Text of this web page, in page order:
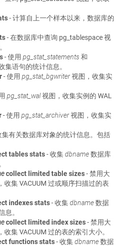
- 计算自上一个样本以来，数据库的
- 在数据库中查询 pg_tablespace 视
- 使用 pg_stat_statements和
集语句的统计信息。
- 使用 pg_stat_bgwriter视图，收集实
pg_stat_wal视图，收集实例的 WAL
- 使用 pg_stat_archiver视图，收集实
集有关数据库对象的统计信息。包括
tables stats- 收集dbname数据库
collect limited table sizes- 禁用大
收集 VACUUM 过或顺序扫描过的表
indexes stats- 收集dbname数据
息。
collect limited index sizes- 禁用大
收集 VACUUM 过的表的索引大小。
functions stats- 收集dbname数据